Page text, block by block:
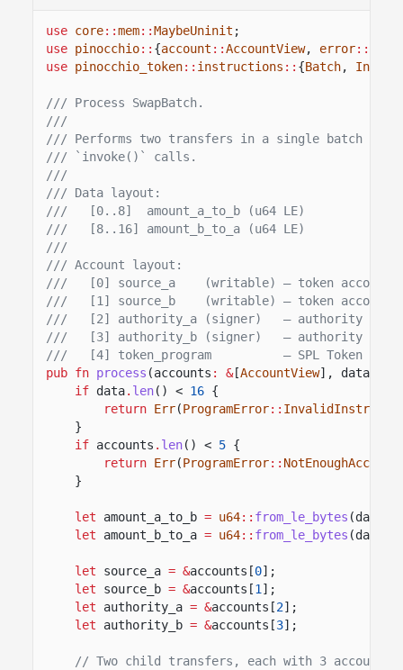
use core::mem::MaybeUninit ;
use pinocchio:: {account ::AccountView, error::
use pinocchio_token:: instructions :: {Batch,
/// Process SwapBatch.
///
/// Performs two transfers in a single batch CPI
/// `invoke()` calls.
///
/// Data layout:
///   [0..8]  amount_a_to_b (u64 LE)
///   [8..16] amount_b_to_a (u64 LE)
///
/// Account layout:
///   [0] source_a    (writable) — token account
///   [1] source_b    (writable) — token account
///   [2] authority_a (signer)   — authority for
///   [3] authority_b (signer)   — authority for
///   [4] token_program          — SPL Token
pub fn process (accounts : &[AccountView], data
if data. len() < 16 {
return Err(ProgramError::
}
if accounts . len() < 5 {
return Err(ProgramError::
}
let amount_a_to_b = u64:: from_le_bytes (data[
let
amount_b_to_a = u64:: from_le_bytes (data[
let source_a = &accounts[0];
let
source_b = &accounts[1 ];
let
authority_a = &accounts[2];
let
authority_b = &accounts[3];
// Two child transfers, each with 3 accounts